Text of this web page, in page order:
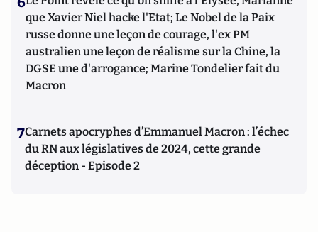
que Xavier Niel hacke l'Etat; Le Nobel de la Paix
russe donne une leçon de courage, l'ex PM
australien une leçon de réalisme sur la Chine, la
DGSE une d'arrogance; Marine Tondelier fait du
Macron
7Carnets apocryphes d’Emmanuel Macron : l’échec
du RN aux législatives de 2024, cette grande
déception - Episode 2